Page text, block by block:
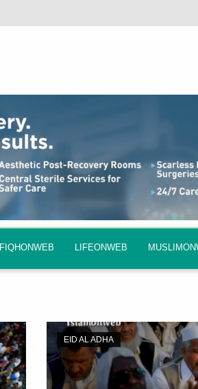
FIQHONWEB LIFEONWEB
EID AL ADHA